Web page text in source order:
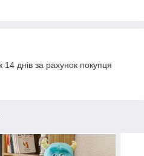
днів за рахунок покупця